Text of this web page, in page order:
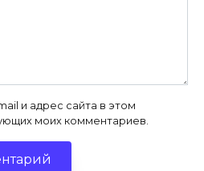
и адрес сайта в этом
моих комментариев.